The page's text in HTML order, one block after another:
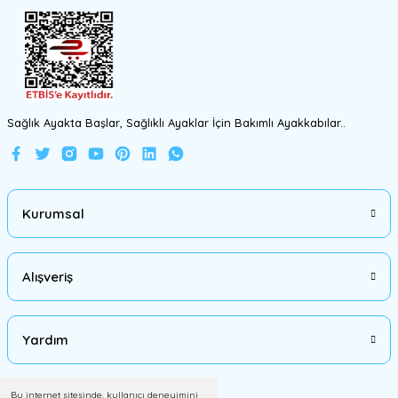
Bu internet sitesinde, kullanıcı deneyimini
Sağlık Ayakta Başlar, Sağlıklı Ayaklar İçin Bakımlı Ayakkabılar..
Kurumsal
Alışveriş
Yardım